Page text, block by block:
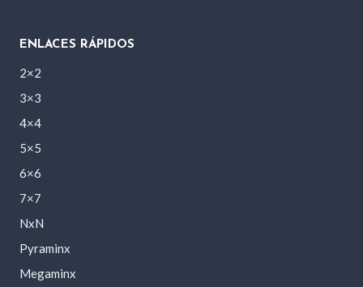
ENLACES RÁPIDOS
2×2
3×3
4×4
5×5
6×6
7×7
NxN
Pyraminx
Megaminx